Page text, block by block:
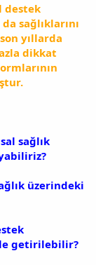
destek
sağlıklarını
yıllarda
dikkat
sağlık
üzerindeki
getirilebilir?